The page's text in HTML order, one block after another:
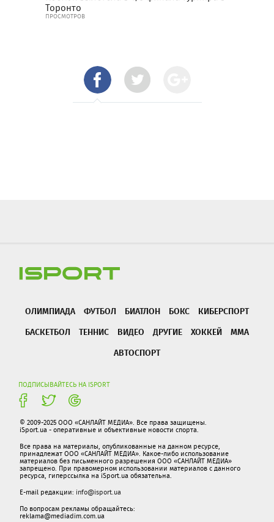
Торонто
ПРОСМОТРОВ
ОЛИМПИАДА ФУТБОЛ БИАТЛОН БОКС
КИБЕРСПОРТ
БАСКЕТБОЛ
ТЕННИС ВИДЕО ДРУГИЕ ХОККЕЙ
ММА
АВТОСПОРТ
ПОДПИСЫВАЙТЕСЬ НА ISPORT
© 2009-2025 ООО «САНЛАЙТ МЕДИА». Все права защищены.
iSport.ua - оперативные и объективные новости спорта.
Все права на материалы, опубликованные на данном ресурсе,
принадлежат ООО «САНЛАЙТ МЕДИА». Какое-либо использование
материалов без письменного разрешения ООО «САНЛАЙТ МЕДИА»
запрещено. При правомерном использовании материалов с данного
ресурса, гиперссылка на iSport.ua обязательна.
E-mail редакции: info@isport.ua
По вопросам рекламы обращайтесь:
reklama@mediadim.com.ua